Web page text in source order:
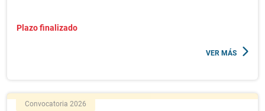
Plazo finalizado
VER MÁS
Convocatoria 2026